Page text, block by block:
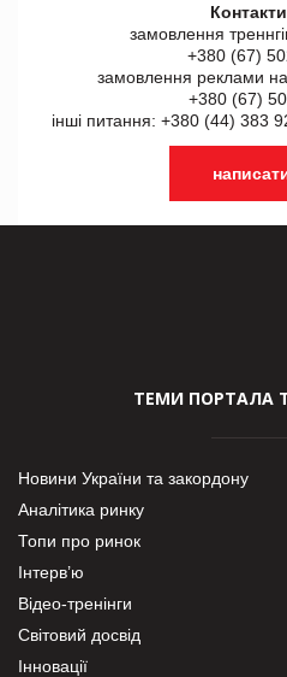
замовлення
+380 (67)
замовлення реклами
+380 (67)
інші питання: +380 (44) 383
ТЕМИ ПОРТАЛА
Новини України та закордону
Аналітика ринку
Топи про ринок
Інтерв’ю
Відео-тренінги
Світовий досвід
Інновації